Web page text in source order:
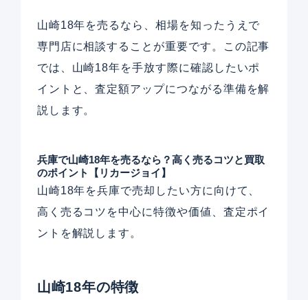
山崎18年を売るなら、相場を知ったうえで
専門店に相談することが重要です。この記事
では、山崎18年を手放す際に確認したいポ
イントと、査定額アップにつながる準備を解
説します。
兵庫で山崎18年を売るなら？高く売るコツと買取
のポイント【リカージョイ】
山崎18年を兵庫で売却したい方に向けて、
高く売るコツを中心に特徴や価値、査定ポイ
ントを解説します。
山崎18年の特徴